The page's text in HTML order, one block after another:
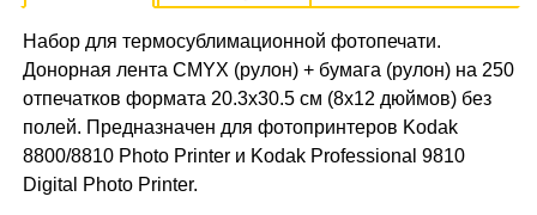
Набор для термосублимационной фотопечати.
Донорная лента CMYX (рулон) + бумага (рулон) на 250
отпечатков формата 20.3x30.5 см (8x12 дюймов) без
полей. Предназначен для фотопринтеров Kodak
8800/8810 Photo Printer и Kodak Professional 9810
Digital Photo Printer.